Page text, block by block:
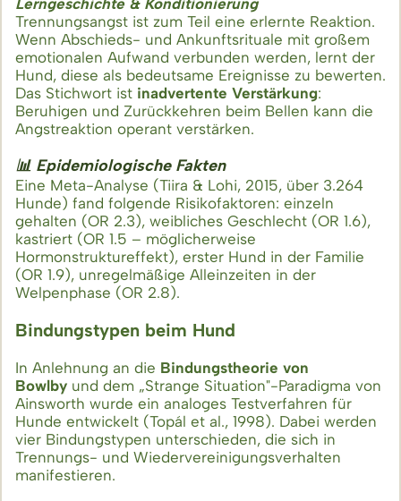
Lerngeschichte & Konditionierung
Trennungsangst ist zum Teil eine erlernte Reaktion.
Wenn Abschieds- und Ankunftsrituale mit großem
emotionalen Aufwand verbunden werden, lernt der
Hund, diese als bedeutsame Ereignisse zu bewerten.
Das Stichwort ist inadvertente Verstärkung:
Beruhigen und Zurückkehren beim Bellen kann die
Angstreaktion operant verstärken.
📊 Epidemiologische Fakten
Eine Meta-Analyse (Tiira & Lohi, 2015, über 3.264
Hunde) fand folgende Risikofaktoren: einzeln
gehalten (OR 2.3), weibliches Geschlecht (OR 1.6),
kastriert (OR 1.5 – möglicherweise
Hormonstruktureffekt), erster Hund in der Familie
(OR 1.9), unregelmäßige Alleinzeiten in der
Welpenphase (OR 2.8).
Bindungstypen beim Hund
In Anlehnung an die Bindungstheorie von
Bowlby und dem „Strange Situation"-Paradigma von
Ainsworth wurde ein analoges Testverfahren für
Hunde entwickelt (Topál et al., 1998). Dabei werden
vier Bindungstypen unterschieden, die sich in
Trennungs- und Wiedervereinigungsverhalten
manifestieren.